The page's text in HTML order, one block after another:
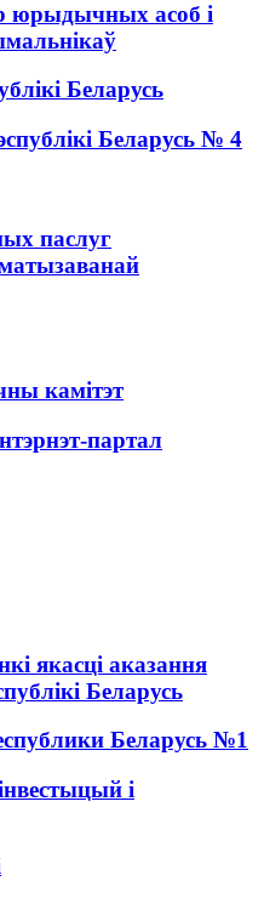
юрыдычных асоб і
Беларусь
Беларусь № 4
паслуг
камітэт
партал
якасці аказання
Беларусь
Беларусь №1
і